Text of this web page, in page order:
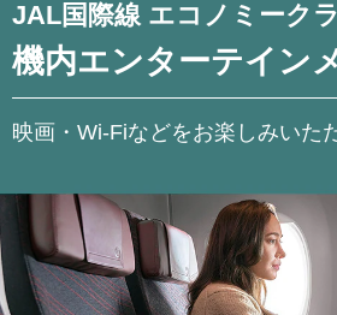
JAL国際線 エコノミーク
機内エンターテイン
映画・Wi-Fiなどをお楽しみいた